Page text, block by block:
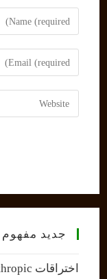
Enter
your
name
comment
Enter
your
email
address
Enter
your
جديد مفهوم
اختراقات Anthropic تدهش العالم